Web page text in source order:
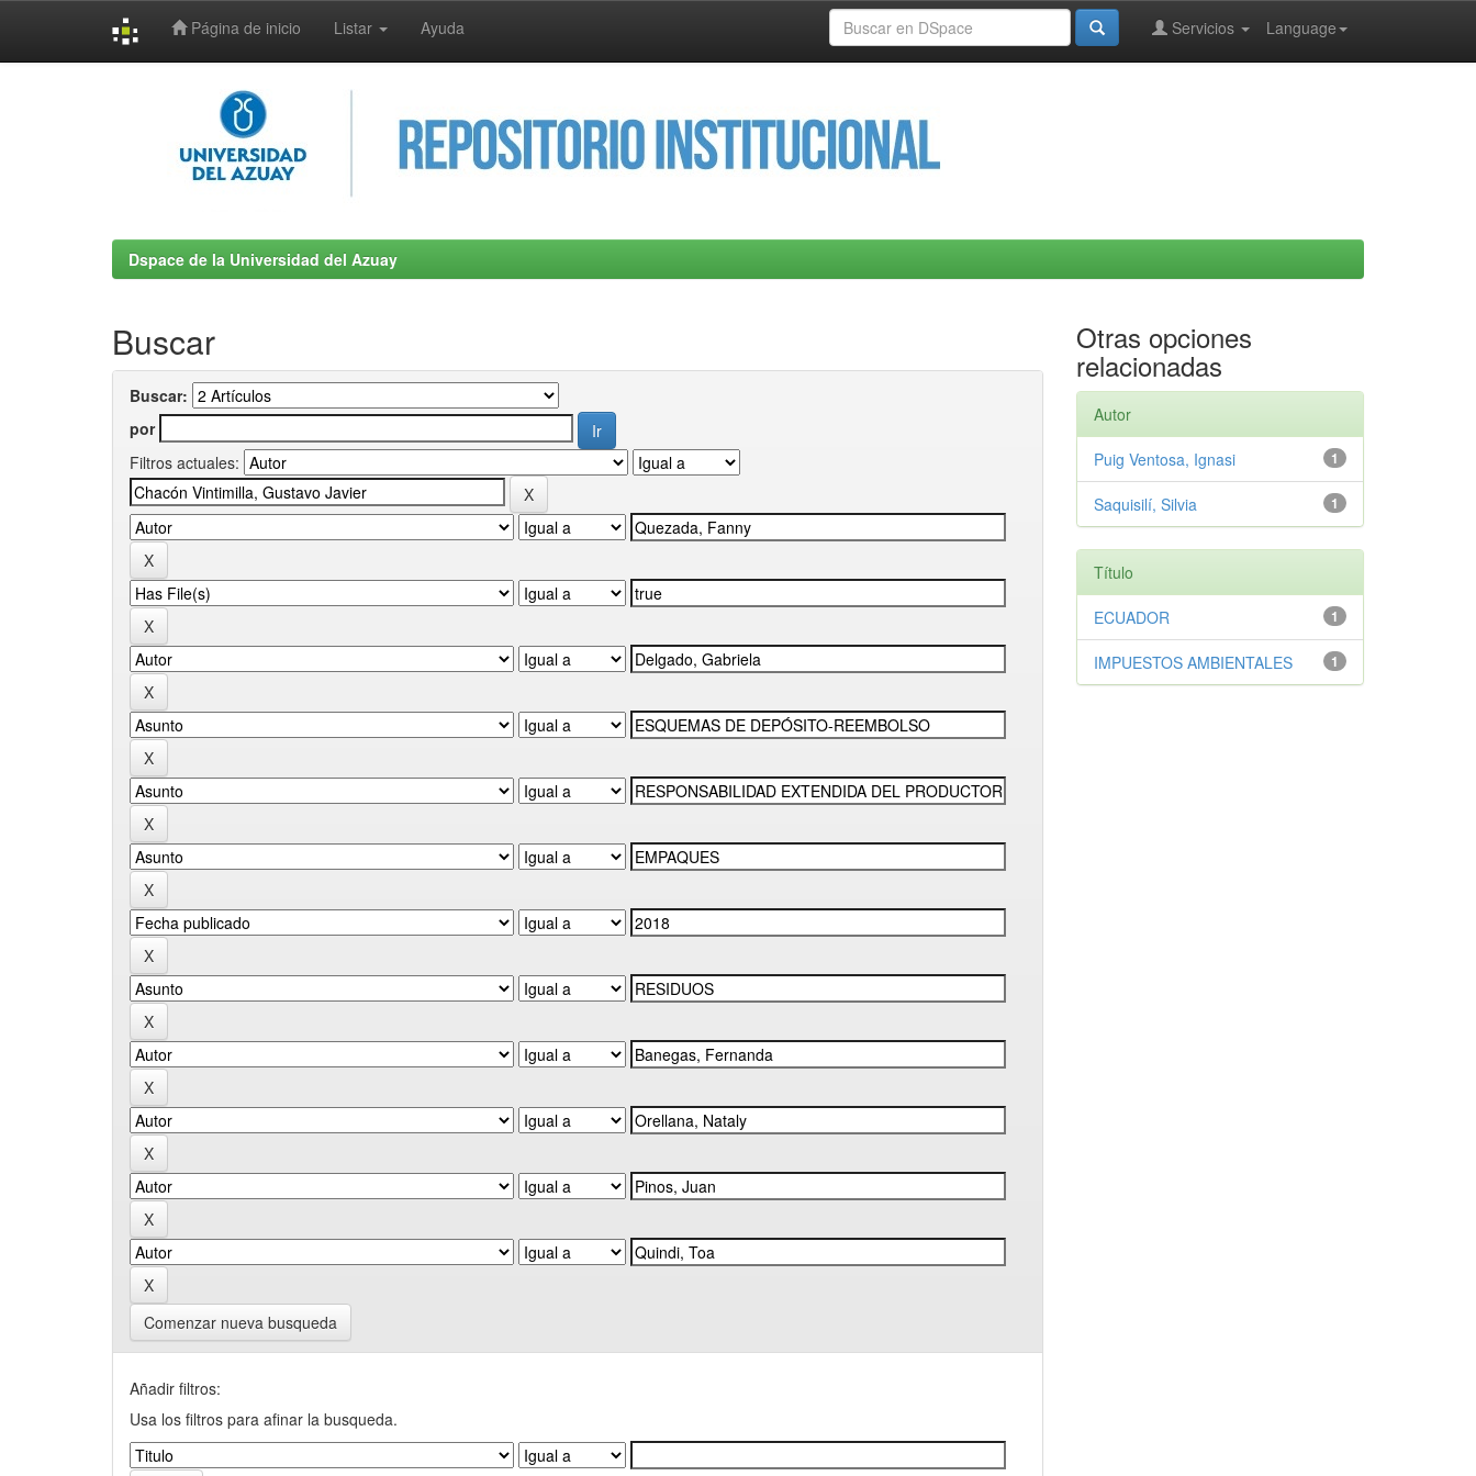
Página de inicio Listar Ayuda Language
Servicios
Dspace de la Universidad del Azuay
Buscar
Buscar:
por
Filtros actuales:
Comenzar nueva busqueda
Añadir filtros:
Usa los filtros para afinar la busqueda.
Otras opciones
relacionadas
Autor
1
Puig Ventosa, Ignasi
1
Saquisilí, Silvia
Título
1
ECUADOR
1
IMPUESTOS AMBIENTALES